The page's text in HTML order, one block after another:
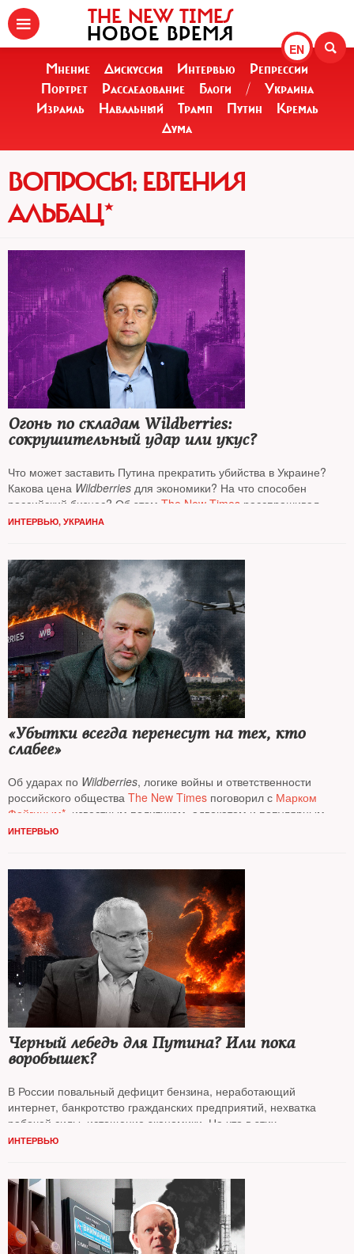
EN
THE NEW TIMES
НОВОЕ ВРЕМЯ
Мнение Дискуссия Интервью
Репрессии
Портрет
Расследование Блоги /
Украина
Израиль
Навальный Трамп Путин
Кремль
Дума
ВОПРОСЫ: ЕВГЕНИЯ
АЛЬБАЦ*
Огонь по складам Wildberries:
сокрушительный удар или укус?
Что может заставить Путина прекратить убийства в Украине?
Какова цена Wildberries для экономики? На что способен
российский бизнес? Об этом The New Times расспрашивал
известного экономиста, профессора Университета в Чикаго
ИНТЕРВЬЮ, УКРАИНА
«Убытки всегда перенесут на тех, кто
слабее»
Об ударах по Wildberries, логике войны и ответственности
российского общества The New Times поговорил с Марком
Фейгиным* , известным политиком, адвокатом и популярным
блогером
ИНТЕРВЬЮ
Черный лебедь для Путина? Или пока
воробышек?
В России повальный дефицит бензина, неработающий
интернет, банкротство гражданских предприятий, нехватка
рабочей силы, истощение экономики. На что в этих
обстоятельствах может пойти Путин? Какие варианты есть
деятелем Михаилом Ходорковским*
ИНТЕРВЬЮ